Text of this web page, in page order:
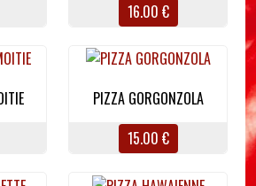
16.00 €
PIZZA GORGONZOLA
15.00 €